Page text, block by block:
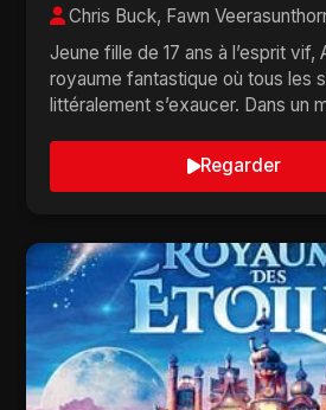
Chris Buck, Fawn
Jeune fille de 17 ans à l’esprit vif,
royaume fantastique où tous les
littéralement s’exaucer. Dans un
Regarder